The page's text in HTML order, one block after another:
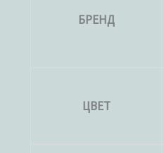
БРЕНД
ЦВЕТ